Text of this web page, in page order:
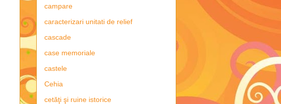
campare
caracterizari unitati de relief
cascade
case memoriale
castele
Cehia
cetăţi şi ruine istorice